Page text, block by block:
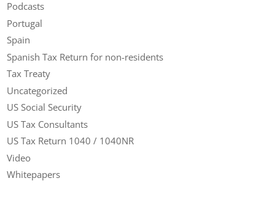
Podcasts
Portugal
Spain
Spanish Tax Return for non-residents
Tax Treaty
Uncategorized
US Social Security
US Tax Consultants
US Tax Return 1040 / 1040NR
Video
Whitepapers